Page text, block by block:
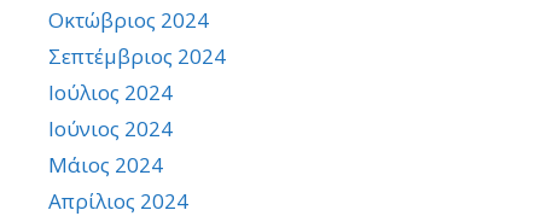
Οκτώβριος 2024
Σεπτέμβριος 2024
Ιούλιος 2024
Ιούνιος 2024
Μάιος 2024
Απρίλιος 2024